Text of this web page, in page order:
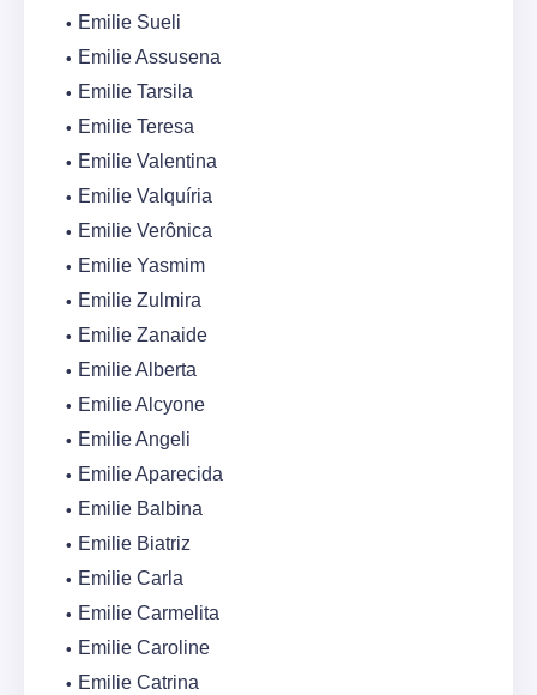
Emilie Sueli
Emilie Assusena
Emilie Tarsila
Emilie Teresa
Emilie Valentina
Emilie Valquíria
Emilie Verônica
Emilie Yasmim
Emilie Zulmira
Emilie Zanaide
Emilie Alberta
Emilie Alcyone
Emilie Angeli
Emilie Aparecida
Emilie Balbina
Emilie Biatriz
Emilie Carla
Emilie Carmelita
Emilie Caroline
Emilie Catrina